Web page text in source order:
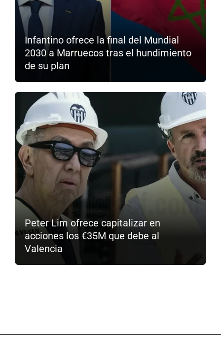
Infantino ofrece la final del Mundial
2030 a Marruecos tras el hundimiento
de su plan
Peter Lim ofrece capitalizar en
acciones los €35M que debe al
Valencia